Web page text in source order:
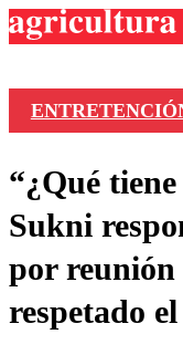
Colo
Motor
Vida
“¿Qué
Sukni
por
respetado